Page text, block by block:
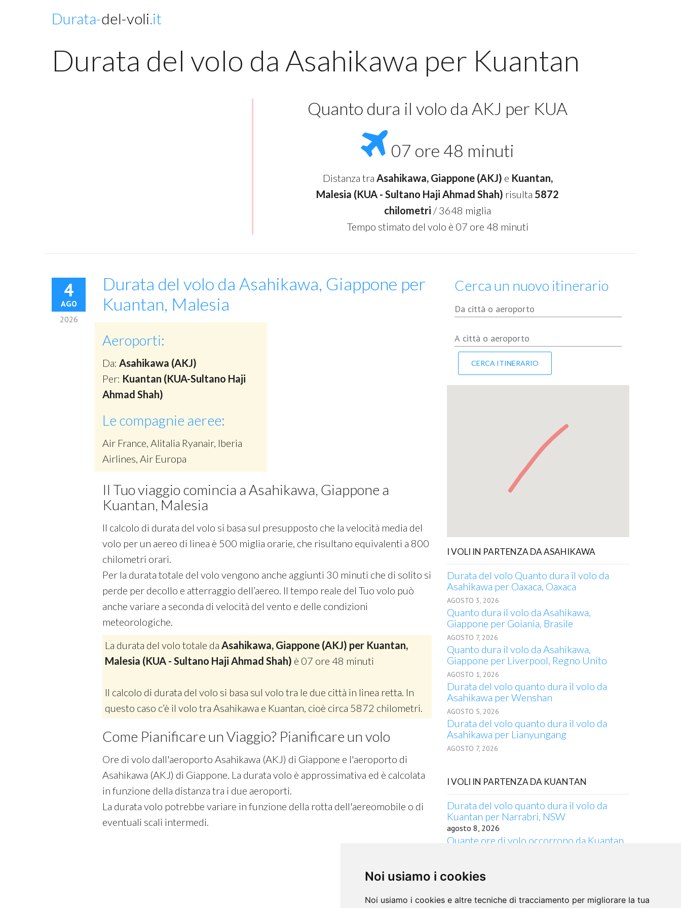
Noi usiamo i cookies
Noi usiamo i cookies e altre tecniche di tracciamento per migliorare la tua
Durata-del-voli.it
Durata del volo da Asahikawa per Kuantan
Quanto dura il volo da AKJ per KUA
07 ore 48 minuti
Distanza tra Asahikawa, Giappone (AKJ) e Kuantan,
Malesia (KUA - Sultano Haji Ahmad Shah) risulta 5872
chilometri / 3648 miglia
Tempo stimato del volo è 07 ore 48 minuti
4
AGO
2026
Durata del volo da Asahikawa, Giappone per
Kuantan, Malesia
Aeroporti:
Da: Asahikawa (AKJ)
Per: Kuantan (KUA-Sultano Haji
Ahmad Shah)
Le compagnie aeree:
Air France, Alitalia Ryanair, Iberia
Airlines, Air Europa
Il Tuo viaggio comincia a Asahikawa, Giappone a
Kuantan, Malesia
Il calcolo di durata del volo si basa sul presupposto che la velocità media del
volo per un aereo di linea è 500 miglia orarie, che risultano equivalenti a 800
chilometri orari.
Per la durata totale del volo vengono anche aggiunti 30 minuti che di solito si
perde per decollo e atterraggio dell’aereo. Il tempo reale del Tuo volo può
anche variare a seconda di velocità del vento e delle condizioni
meteorologiche.
La durata del volo totale da Asahikawa, Giappone (AKJ) per Kuantan,
Malesia (KUA - Sultano Haji Ahmad Shah) è 07 ore 48 minuti
Il calcolo di durata del volo si basa sul volo tra le due città in linea retta. In
questo caso c’è il volo tra Asahikawa e Kuantan, cioè circa 5872 chilometri.
Come Pianificare un Viaggio? Pianificare un volo
Ore di volo dall'aeroporto Asahikawa (AKJ) di Giappone e l'aeroporto di
Asahikawa (AKJ) di Giappone. La durata volo è approssimativa ed è calcolata
in funzione della distanza tra i due aeroporti.
La durata volo potrebbe variare in funzione della rotta dell'aereomobile o di
eventuali scali intermedi.
Cerca un nuovo itinerario
I VOLI IN PARTENZA DA ASAHIKAWA
Durata del volo Quanto dura il volo da
Asahikawa per Oaxaca, Oaxaca
AGOSTO 3, 2026
Quanto dura il volo da Asahikawa,
Giappone per Goiania, Brasile
AGOSTO 7, 2026
Quanto dura il volo da Asahikawa,
Giappone per Liverpool, Regno Unito
AGOSTO 1, 2026
Durata del volo quanto dura il volo da
Asahikawa per Wenshan
AGOSTO 5, 2026
Durata del volo quanto dura il volo da
Asahikawa per Lianyungang
AGOSTO 7, 2026
I VOLI IN PARTENZA DA KUANTAN
Durata del volo quanto dura il volo da
Kuantan per Narrabri, NSW
agosto 8, 2026
Quante ore di volo occorrono da Kuantan
Durata del volo quanto dura il volo da
agosto 1, 2026